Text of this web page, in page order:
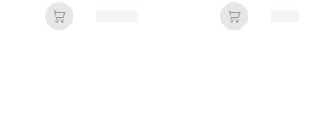
Ajouter au panier Ajouter au